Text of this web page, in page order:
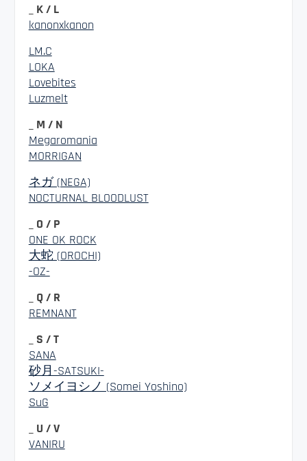
_ K / L
kanonxkanon
LM.C
LOKA
Lovebites
Luzmelt
_ M / N
Megaromania
MORRIGAN
ネガ (NEGA)
NOCTURNAL BLOODLUST
_ O / P
ONE OK ROCK
大蛇 (OROCHI)
-OZ-
_ Q / R
REMNANT
_ S / T
SANA
砂月-SATSUKI-
ソメイヨシノ (Somei Yoshino)
SuG
_ U / V
VANIRU